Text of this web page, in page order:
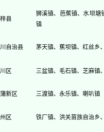
县
狮溪镇、芭蕉镇、水坝塘
镇
自治县 茅天镇、蕉坝镇、红丝乡
区 三盆镇、毛石镇、芝麻镇
新区 三渡镇、永乐镇、喇叭镇
区 铁厂镇、洪关苗族自治乡